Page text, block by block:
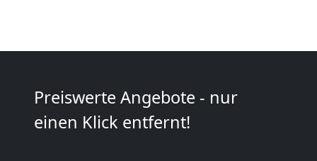
Preiswerte Angebote - nur
einen Klick entfernt!
International